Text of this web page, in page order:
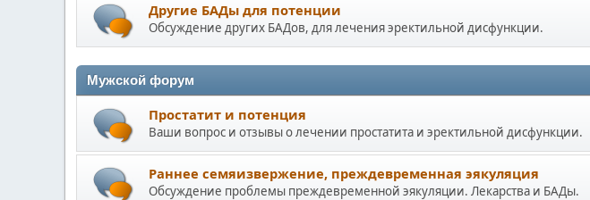
Другие БАДы для потенции
Обсуждение других БАДов, для лечения эректильной дисфункции.
Мужской форум
Простатит и потенция
Ваши вопрос и отзывы о лечении простатита и эректильной дисфункции.
Раннее семяизвержение, преждевременная эякуляция
Обсуждение проблемы преждевременной эякуляции. Лекарства и БАДы.